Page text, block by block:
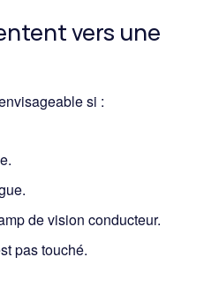
vers une
si :
de vision conducteur.
pas touché.